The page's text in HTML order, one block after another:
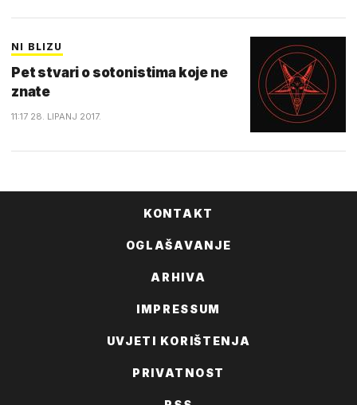
NI BLIZU
Pet stvari o sotonistima koje ne
znate
11:17 28. LIPANJ 2017.
KONTAKT
OGLAŠAVANJE
ARHIVA
IMPRESSUM
UVJETI KORIŠTENJA
PRIVATNOST